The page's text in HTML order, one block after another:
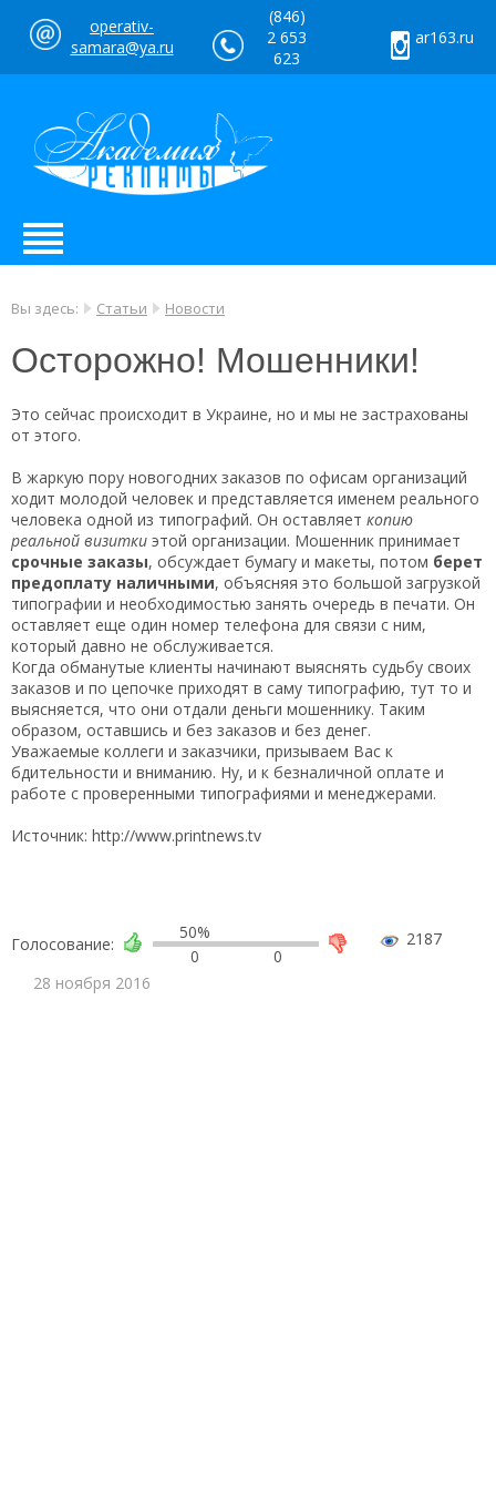
operativ-
samara@ya.ru
(846)
2 653
623
ar163.ru
Вы здесь: Статьи Новости
Осторожно! Мошенники!
Это сейчас происходит в Украине, но и мы не застрахованы
от этого.
В жаркую пору новогодних заказов по офисам организаций
ходит молодой человек и представляется именем реального
человека одной из типографий. Он оставляет копию
реальной визитки этой организации. Мошенник принимает
срочные заказы, обсуждает бумагу и макеты, потом берет
предоплату наличными, объясняя это большой загрузкой
типографии и необходимостью занять очередь в печати. Он
оставляет еще один номер телефона для связи с ним,
который давно не обслуживается.
Когда обманутые клиенты начинают выяснять судьбу своих
заказов и по цепочке приходят в саму типографию, тут то и
выясняется, что они отдали деньги мошеннику. Таким
образом, оставшись и без заказов и без денег.
Уважаемые коллеги и заказчики, призываем Вас к
бдительности и вниманию. Ну, и к безналичной оплате и
работе с проверенными типографиями и менеджерами.
Источник: http://www.printnews.tv
Голосование:
50%
0
0
2187
28 ноября 2016